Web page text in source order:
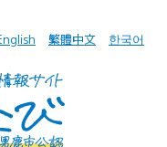
繁體中文 한국어